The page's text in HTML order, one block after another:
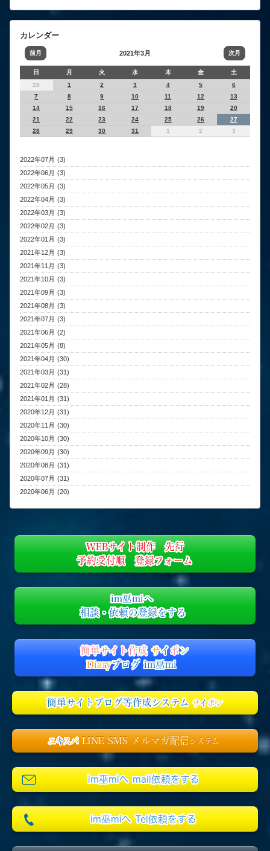
カレンダー
前月 2021年3月 次月
日 月 火 水 木 金
土
28
1 2 3 4 5
6
7
8 9 10 11 12
13
14
15 16 17 18 19
20
21
22 23 24 25 26
27
28
29 30 31 1 2 3
2022年07月 (3)
2022年06月 (3)
2022年05月 (3)
2022年04月 (3)
2022年03月 (3)
2022年02月 (3)
2022年01月 (3)
2021年12月 (3)
2021年11月 (3)
2021年10月 (3)
2021年09月 (3)
2021年08月 (3)
2021年07月 (3)
2021年06月 (2)
2021年05月 (8)
2021年04月 (30)
2021年03月 (31)
2021年02月 (28)
2021年01月 (31)
2020年12月 (31)
2020年11月 (30)
2020年10月 (30)
2020年09月 (30)
2020年08月 (31)
2020年07月 (31)
2020年06月 (20)
WEBサイト制作 先行
予約受付順 登録フォーム
im巫miへ
相談・依頼の登録をする
簡単サイト作成サイポン
Diaryブログ im巫mi
簡単サイトブログ等作成システム サイポン
エキスパ LINE SMS メルマガ配信システム
im巫miへ mail依頼をする
im巫miへ Tel依頼をする